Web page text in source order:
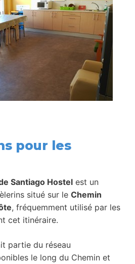
pour les
Santiago Hostel est un
situé sur le Chemin
, fréquemment utilisé par les
cet itinéraire.
partie du réseau
le long du Chemin et